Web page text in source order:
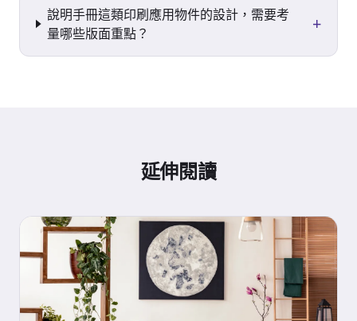
說明手冊這類印刷應用物件的設計，需要考
量哪些版面重點？
+
延伸閱讀